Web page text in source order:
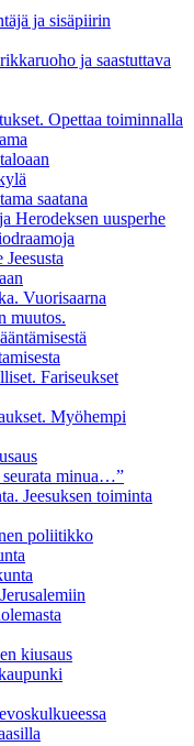
ja sisäpiirin
ja saastuttava
Opettaa toiminnalla
saatana
Herodeksen uusperhe
Jeesusta
Vuorisaarna
muutos.
Fariseukset
Myöhempi
seurata minua…”
Jeesuksen toiminta
poliitikko
kiusaus